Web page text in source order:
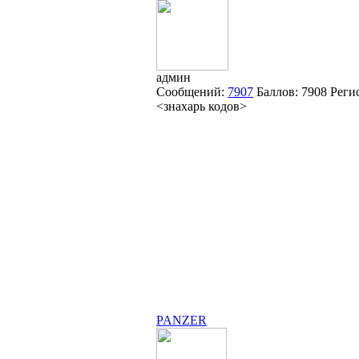
админ
Сообщений: 7907 Баллов: 7908
<знахарь кодов>
PANZER